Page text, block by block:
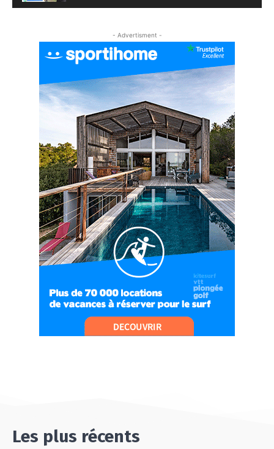
#EP6 VLOG : SKI & RANDONNÉE DANS LES
ALPES
#EP7 VLOG : DE LA RAQUETTE EN PLEIN MILIEU
DU BEAUFORTAIN
04:09
#Ep8 VLOG : DÉCOUVERTE DU VERCORS ET DU
BASSIN GRENOBLOIS !
09:04
#Ep9 VLOG : UN SPORTIHOME CHEZ
SPORTIHOME !
07:21
#Ep10 VLOG : UN SEJOUR SPORTIF PROCHE DE
PARIS !
07:37
#Ep11 VLOG : SÉJOUR AU BORD DE LA SAÔNE
ET AU LAC D’AIGUEBELETTE
05:55
#Ep12 VLOG : ANNECY, ENTRE LAC ET
06:26
UN SÉJOUR SPORT & NATURE
07:19
- Advertisment -
Les plus récents